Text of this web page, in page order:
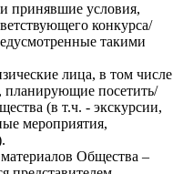
принявшие условия,
конкурса/
такими
лица, в том числе
планирующие посетить/
(в т.ч. - экскурсии,
мероприятия,
Общества –